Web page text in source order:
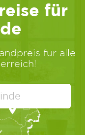
für
für alle